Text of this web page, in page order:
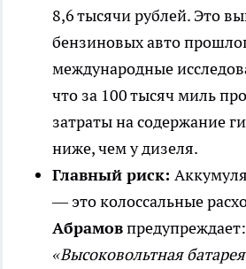
8,6 тысячи рублей. Это
бензиновых авто
международные
что за 100 тысяч миль
затраты на содержание
ниже, чем у дизеля.
Главный риск:
— это колоссальные
Абрамовпредупреждает:
«Высоковольтная